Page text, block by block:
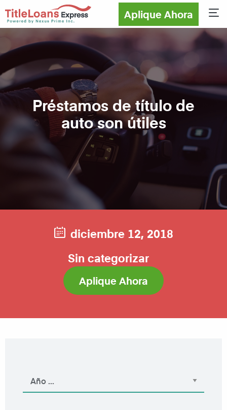
Aplique Ahora
Préstamos de título de
auto son útiles
diciembre 12, 2018
Sin categorizar
Aplique Ahora